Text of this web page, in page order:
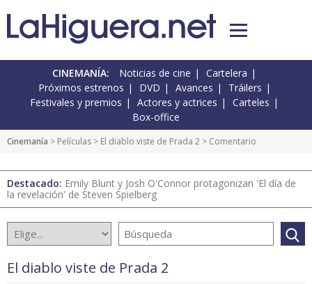
CINEMANÍA: Noticias de cine
Cartelera
Próximos estrenos
DVD Avances
Tráilers
Festivales y premios
Actores y actrices
Carteles
Box-office
Cinemanía > Películas > El diablo viste de Prada 2 > Comentario
Destacado: Emily Blunt y Josh O'Connor protagonizan 'El día de
la revelación' de Steven Spielberg
El diablo viste de Prada 2